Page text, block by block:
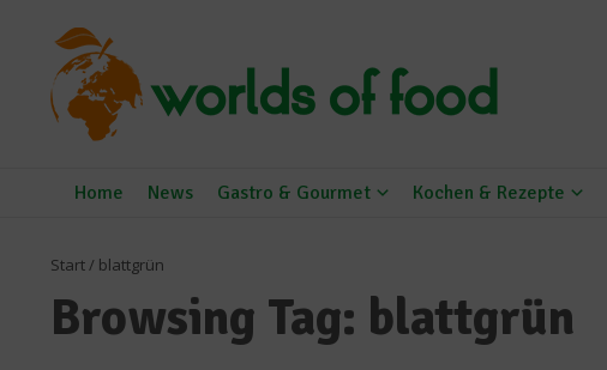
Home News Gastro & Gourmet Kochen & Rezepte
Start/ blattgrün
Browsing Tag: blattgrün